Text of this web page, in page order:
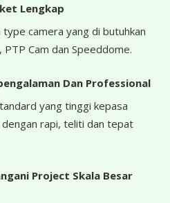
Lengkap
camera yang di butuhkan
Cam dan Speeddome.
Dan Professional
yang tinggi kepasa
rapi, teliti dan tepat
Project Skala Besar